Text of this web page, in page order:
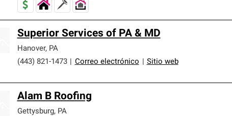
Superior Services of PA & MD
Hanover, PA
(443) 821-1473
Correo electrónico Sitio web
Alam B Roofing
Gettysburg, PA